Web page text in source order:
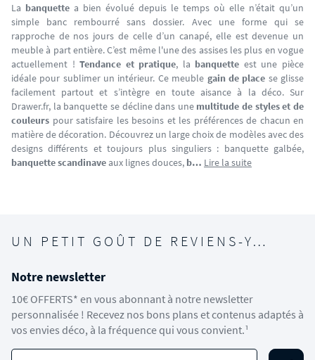
La banquette a bien évolué depuis le temps où elle n’était qu’un
simple banc rembourré sans dossier. Avec une forme qui se
rapproche de nos jours de celle d’un canapé, elle est devenue un
meuble à part entière. C’est même l'une des assises les plus en vogue
actuellement !Tendance et pratique, la banquette est une pièce
idéale pour sublimer un intérieur. Ce meuble gain de place se glisse
facilement partout et s’intègre en toute aisance à la déco. Sur
Drawer.fr, la banquette se décline dans une multitude de styles et de
couleurs pour satisfaire les besoins et les préférences de chacun en
matière de décoration. Découvrez un large choix de modèles avec des
designs différents et toujours plus singuliers : banquette galbée,
banquette scandinaveaux lignes douces, b… Lire la suite
UN PETIT GOÛT DE REVIENS-Y…
Notre newsletter
10€ OFFERTS* en vous abonnant à notre newsletter
personnalisée ! Recevez nos bons plans et contenus adaptés à
vos envies déco, à la fréquence qui vous convient.¹